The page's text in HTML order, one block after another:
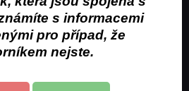
s informacemi
pro případ, že
nejste.